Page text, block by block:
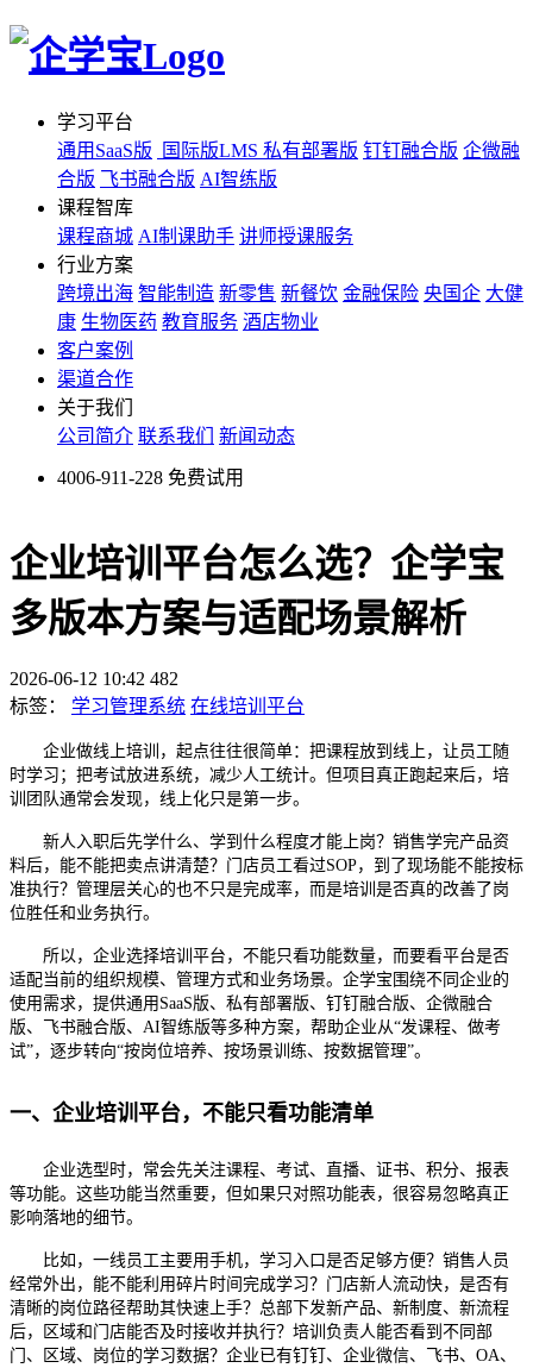
学习平台
通用SaaS版
国际版LMS 私有部署版 钉钉融合版 企微融
合版 飞书融合版 AI智练版
课程智库
课程商城 AI制课助手 讲师授课服务
行业方案
跨境出海 智能制造 新零售 新餐饮 金融保险 央国企 大健
康 生物医药 教育服务 酒店物业
客户案例
渠道合作
关于我们
公司简介 联系我们 新闻动态
4006-911-228 免费试用
企业培训平台怎么选？企学宝
多版本方案与适配场景解析
2026-06-12 10:42 482
标签：
学习管理系统 在线培训平台
企业做线上培训，起点往往很简单：把课程放到线上，让员工随
时学习；把考试放进系统，减少人工统计。但项目真正跑起来后，培
训团队通常会发现，线上化只是第一步。
新人入职后先学什么、学到什么程度才能上岗？销售学完产品资
料后，能不能把卖点讲清楚？门店员工看过SOP，到了现场能不能按标
准执行？管理层关心的也不只是完成率，而是培训是否真的改善了岗
位胜任和业务执行。
所以，企业选择培训平台，不能只看功能数量，而要看平台是否
适配当前的组织规模、管理方式和业务场景。企学宝围绕不同企业的
使用需求，提供通用 SaaS版、私有部署版、钉钉融合版、企微融合
版、飞书融合版、AI智练版等多种方案，帮助企业从“发课程、做考
试”，逐步转向“按岗位培养、按场景训练、按数据管理”。
一、企业培训平台，不能只看功能清单
企业选型时，常会先关注课程、考试、直播、证书、积分、报表
等功能。这些功能当然重要，但如果只对照功能表，很容易忽略真正
影响落地的细节。
比如，一线员工主要用手机，学习入口是否足够方便？销售人员
经常外出，能不能利用碎片时间完成学习？门店新人流动快，是否有
清晰的岗位路径帮助其快速上手？总部下发新产品、新制度、新流程
后，区域和门店能否及时接收并执行？培训负责人能否看到不同部
门、区域、岗位的学习数据？企业已有钉钉、企业微信、飞书、 OA、